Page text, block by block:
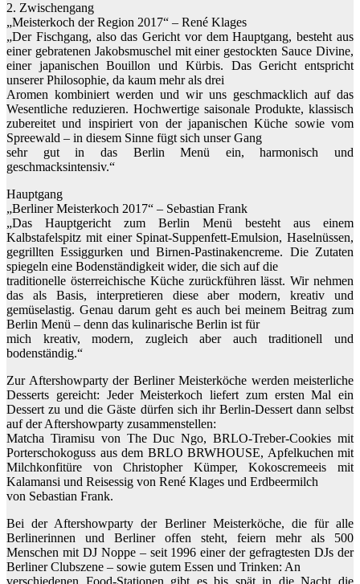
2. Zwischengang
„Meisterkoch der Region 2017“ – René Klages
„Der Fischgang, also das Gericht vor dem Hauptgang, besteht aus
einer gebratenen Jakobsmuschel mit einer gestockten Sauce Divine,
einer japanischen Bouillon und Kürbis. Das Gericht entspricht
unserer Philosophie, da kaum mehr als drei
Aromen kombiniert werden und wir uns geschmacklich auf das
Wesentliche reduzieren. Hochwertige saisonale Produkte, klassisch
zubereitet und inspiriert von der japanischen Küche sowie vom
Spreewald – in diesem Sinne fügt sich unser Gang
sehr gut in das Berlin Menü ein, harmonisch und
geschmacksintensiv.“
Hauptgang
„Berliner Meisterkoch 2017“ – Sebastian Frank
„Das Hauptgericht zum Berlin Menü besteht aus einem
Kalbstafelspitz mit einer Spinat-Suppenfett-Emulsion, Haselnüssen,
gegrillten Essiggurken und Birnen-Pastinakencreme. Die Zutaten
spiegeln eine Bodenständigkeit wider, die sich auf die
traditionelle österreichische Küche zurückführen lässt. Wir nehmen
das als Basis, interpretieren diese aber modern, kreativ und
gemüselastig. Genau darum geht es auch bei meinem Beitrag zum
Berlin Menü – denn das kulinarische Berlin ist für
mich kreativ, modern, zugleich aber auch traditionell und
bodenständig.“
Zur Aftershowparty der Berliner Meisterköche werden meisterliche
Desserts gereicht: Jeder Meisterkoch liefert zum ersten Mal ein
Dessert zu und die Gäste dürfen sich ihr Berlin-Dessert dann selbst
auf der Aftershowparty zusammenstellen:
Matcha Tiramisu von The Duc Ngo, BRLO-Treber-Cookies mit
Porterschokoguss aus dem BRLO BRWHOUSE, Apfelkuchen mit
Milchkonfitüre von Christopher Kümper, Kokoscremeeis mit
Kalamansi und Reisessig von René Klages und Erdbeermilch
von Sebastian Frank.
Bei der Aftershowparty der Berliner Meisterköche, die für alle
Berlinerinnen und Berliner offen steht, feiern mehr als 500
Menschen mit DJ Noppe – seit 1996 einer der gefragtesten DJs der
Berliner Clubszene – sowie gutem Essen und Trinken: An